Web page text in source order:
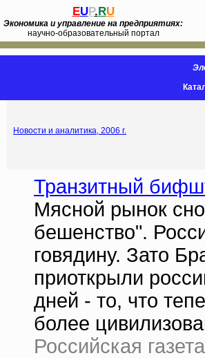
EUP.RU
Экономика и управление на предприятиях:
научно-образовательный портал
Новости и аналитика, 2006 г.
Транзитный
Мясной рынок
бешенство".
говядину. Зато
приоткрыли
дней - то, что
более
Российская